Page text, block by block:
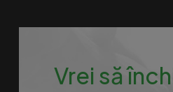
Vrei să